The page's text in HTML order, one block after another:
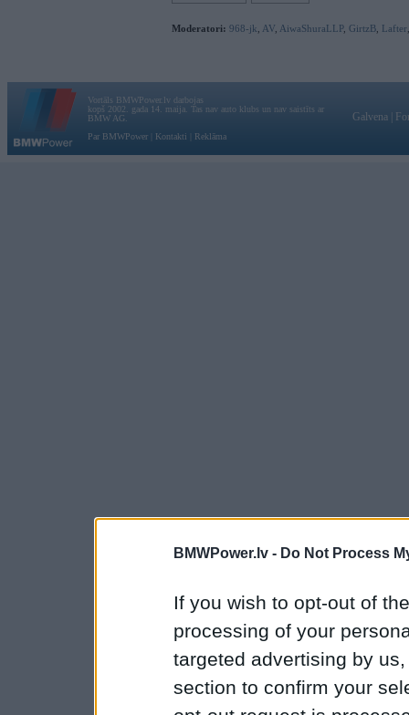
BMWPower.lv - Do Not Process
If you wish to opt-out of
processing of your
targeted advertising by
section to confirm your
Moderatori: 968-jk AV AiwaShuraLLP, GirtzB Lafter
Vortāls BMWPower.lv darbojas
kopš 2002. gada 14. maija. Tas nav auto klubs un nav saistīts ar
BMW AG.
Par BMWPower
Kontakti Reklāma
Galvena